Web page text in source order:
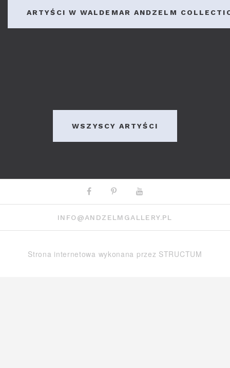
ARTYŚCI W WALDEMAR ANDZELM
WSZYSCY ARTYŚCI
Strona internetowa wykonana przez STRUCTUM
FacebookPinterest
INFO@ANDZELMGALLERY.PL